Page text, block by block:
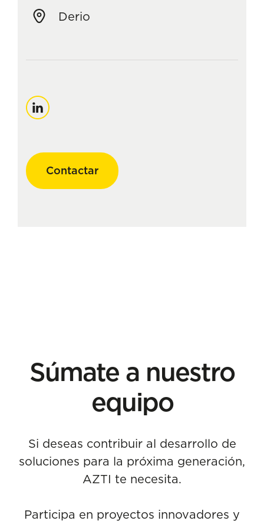
Derio
Linkedin
Contactar
Súmate a nuestro
equipo
Si deseas contribuir al desarrollo de
soluciones para la próxima generación,
AZTI te necesita.
Participa en proyectos innovadores y